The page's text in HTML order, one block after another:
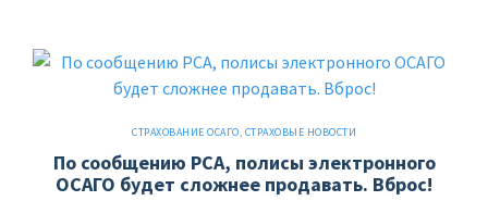
СТРАХОВАНИЕ ОСАГО, СТРАХОВЫЕ НОВОСТИ
По сообщению РСА, полисы электронного
ОСАГО будет сложнее продавать. Вброс!